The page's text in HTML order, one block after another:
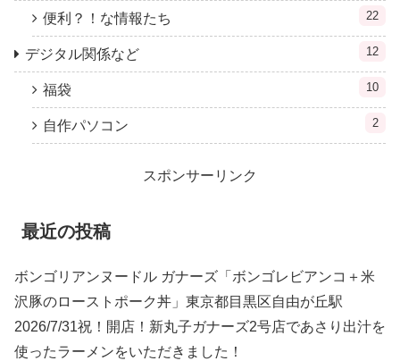
便利？！な情報たち 22
デジタル関係など 12
福袋 10
自作パソコン 2
スポンサーリンク
最近の投稿
ボンゴリアンヌードル ガナーズ「ボンゴレビアンコ＋米
沢豚のローストポーク丼」東京都目黒区自由が丘駅
2026/7/31祝！開店！新丸子ガナーズ2号店であさり出汁を
使ったラーメンをいただきました！